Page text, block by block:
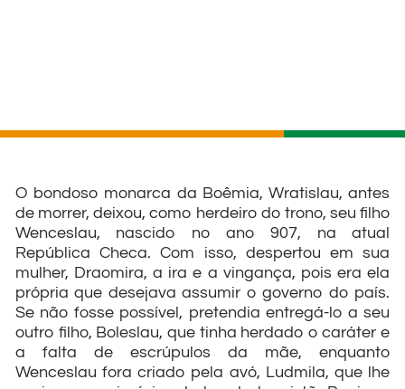
O bondoso monarca da Boêmia, Wratislau, antes
de morrer, deixou, como herdeiro do trono, seu filho
Wenceslau, nascido no ano 907, na atual
República Checa. Com isso, despertou em sua
mulher, Draomira, a ira e a vingança, pois era ela
própria que desejava assumir o governo do país.
Se não fosse possível, pretendia entregá-lo a seu
outro filho, Boleslau, que tinha herdado o caráter e
a falta de escrúpulos da mãe, enquanto
Wenceslau fora criado pela avó, Ludmila, que lhe